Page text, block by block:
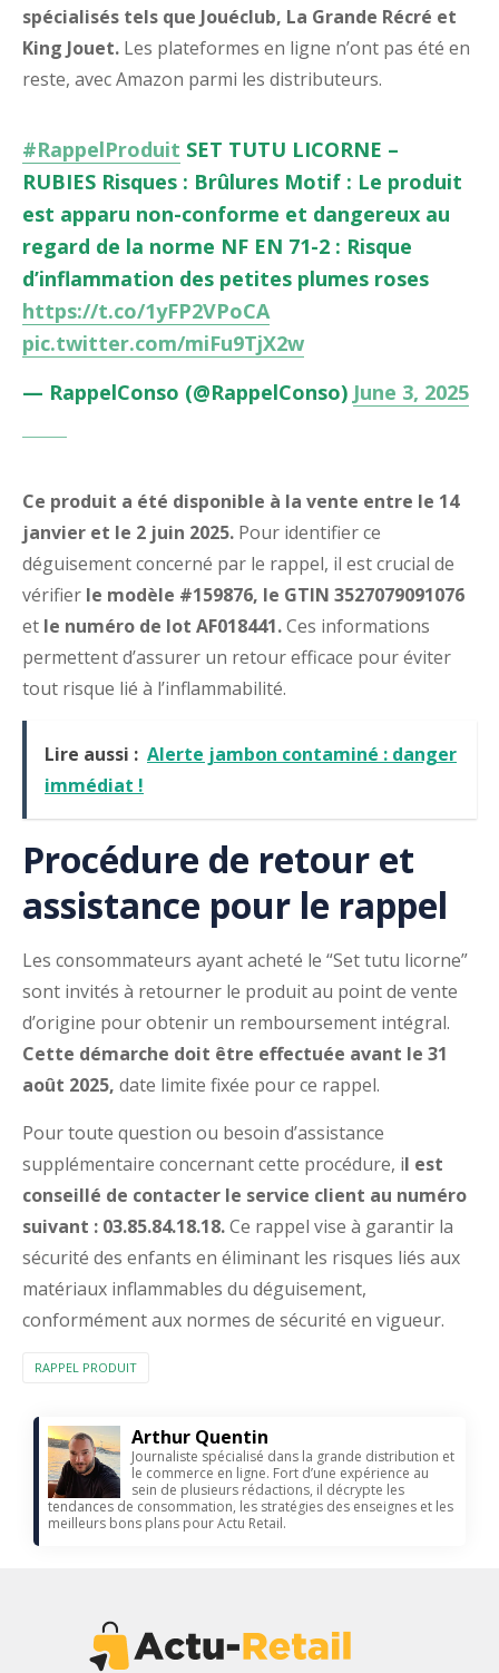
spécialisés tels que Jouéclub, La Grande Récré et
King Jouet. Les plateformes en ligne n’ont pas été en
reste, avec Amazon parmi les distributeurs.
#RappelProduit SET TUTU LICORNE –
RUBIES Risques : Brûlures Motif : Le produit
est apparu non-conforme et dangereux au
regard de la norme NF EN 71-2 : Risque
d’inflammation des petites plumes roses
https://t.co/1yFP2VPoCA
pic.twitter.com/miFu9TjX2w
— RappelConso (@RappelConso) June 3, 2025
Ce produit a été disponible à la vente entre le 14
janvier et le 2 juin 2025. Pour identifier ce
déguisement concerné par le rappel, il est crucial de
vérifier le modèle #159876, le GTIN 3527079091076
et le numéro de lot AF018441.Ces informations
permettent d’assurer un retour efficace pour éviter
tout risque lié à l’inflammabilité.
Lire aussi : Alerte jambon contaminé : danger
immédiat !
Procédure de retour et
assistance pour le rappel
Les consommateurs ayant acheté le “Set tutu licorne”
sont invités à retourner le produit au point de vente
d’origine pour obtenir un remboursement intégral.
Cette démarche doit être effectuée avant le 31
août 2025, date limite fixée pour ce rappel.
Pour toute question ou besoin d’assistance
supplémentaire concernant cette procédure, il est
conseillé de contacter le service client au numéro
suivant : 03.85.84.18.18.Ce rappel vise à garantir la
sécurité des enfants en éliminant les risques liés aux
matériaux inflammables du déguisement,
conformément aux normes de sécurité en vigueur.
RAPPEL PRODUIT
Arthur Quentin
Journaliste spécialisé dans la grande distribution et
le commerce en ligne. Fort d’une expérience au
sein de plusieurs rédactions, il décrypte les
tendances de consommation, les stratégies des enseignes et les
meilleurs bons plans pour Actu Retail.